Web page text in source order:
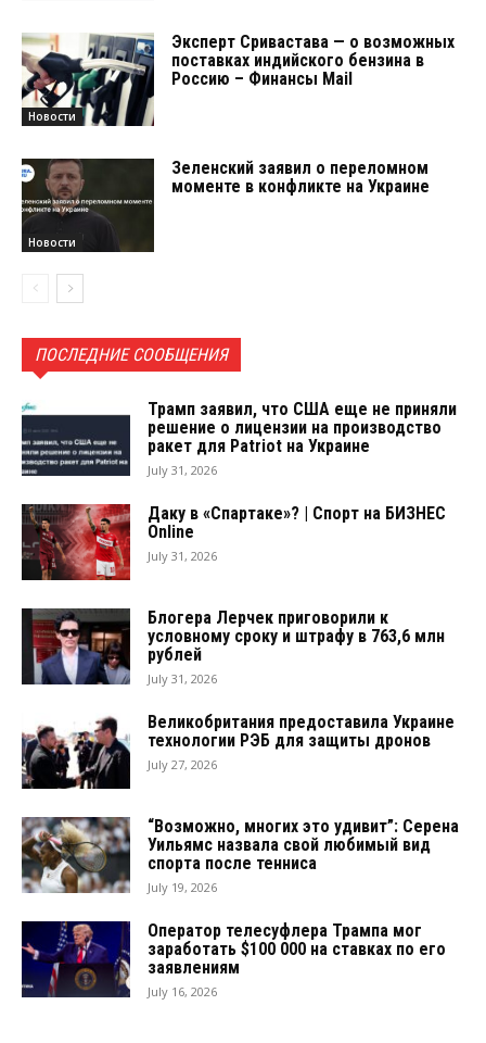
Новости
Эксперт Сривастава — о возможных
поставках индийского бензина в
Россию – Финансы Mail
Новости
Зеленский заявил о переломном
моменте в конфликте на Украине
ПОСЛЕДНИЕ СООБЩЕНИЯ
Трамп заявил, что США еще не приняли
решение о лицензии на производство
ракет для Patriot на Украине
July 31, 2026
Даку в «Спартаке»? | Спорт на БИЗНЕС
Online
July 31, 2026
Блогера Лерчек приговорили к
условному сроку и штрафу в 763,6 млн
рублей
July 31, 2026
Великобритания предоставила Украине
технологии РЭБ для защиты дронов
July 27, 2026
“Возможно, многих это удивит”: Серена
Уильямс назвала свой любимый вид
спорта после тенниса
July 19, 2026
Оператор телесуфлера Трампа мог
заработать $100 000 на ставках по его
заявлениям
July 16, 2026